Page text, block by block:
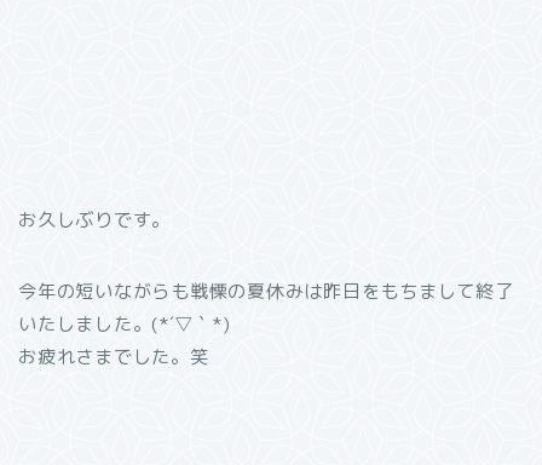
お久しぶりです。
今年の短いながらも戦慄の夏休みは昨日をもちまして終了
いたしました。(*´▽｀*)
お疲れさまでした。笑